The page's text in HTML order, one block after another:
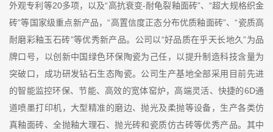
外观专利等20多项，以及“高抗衰变-耐龟裂釉面砖”、“超大规格织金
砖”等国家级重点新产品，“高置信度正态分布优质釉面砖”、“瓷质高
耐磨彩釉玉石砖”等优秀新产品。公司以“好品质在乎天长地久”为品
牌口号，以创新中国绿色环保陶瓷为己任，以提升制造科技含量为
突破口，成功研发钻石生态陶瓷。公司生产基地全部采用目前先进
的智能监控环保、节能、高效的宽体窑炉，高端灵活、快捷的6D通
道喷墨打印机，大型精准的磨边、抛光及柔抛等设备，生产各类仿
真釉面砖、全抛釉大理石、抛光砖和瓷质仿古砖等优秀产品。其中